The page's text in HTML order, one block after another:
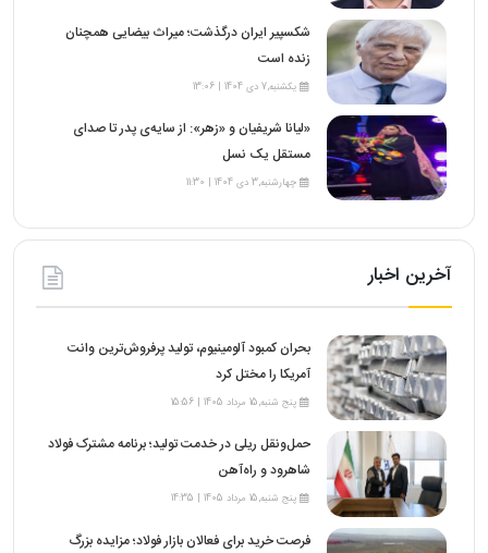
شکسپیر ایران درگذشت؛ میراث بیضایی همچنان
زنده است
یکشنبه,7 دی 1404 | 13:06
«لیانا شریفیان و «زهر»: از سایه‌ی پدر تا صدای
مستقل یک نسل
چهارشنبه,3 دی 1404 | 11:30
آخرین اخبار
بحران کمبود آلومینیوم، تولید پرفروش‌ترین وانت
آمریکا را مختل کرد
پنج شنبه,15 مرداد 1405 | 15:56
حمل‌ونقل ریلی در خدمت تولید؛ برنامه مشترک فولاد
شاهرود و راه‌آهن
پنج شنبه,15 مرداد 1405 | 14:35
فرصت خرید برای فعالان بازار فولاد؛ مزایده بزرگ